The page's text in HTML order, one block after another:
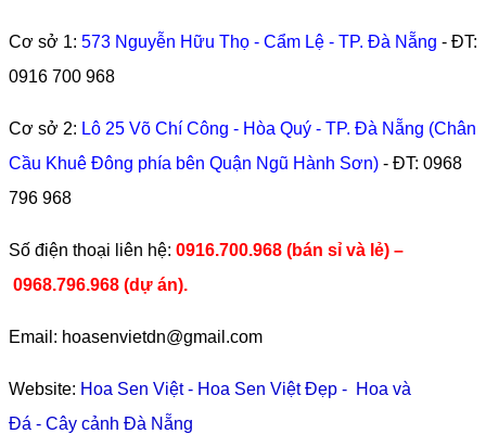
Cơ sở 1: 573 Nguyễn Hữu Thọ - Cẩm Lệ - TP. Đà Nẵng - ĐT:
0916 700 968
Cơ sở 2: Lô 25 Võ Chí Công - Hòa Quý - TP. Đà Nẵng (Chân
Cầu Khuê Đông phía bên Quận Ngũ Hành Sơn) - ĐT: 0968
796 968
​Số điện thoại liên hệ: 0916.700.968 (bán sỉ và lẻ) –
0968.796.968 (dự án).
Email: hoasenvietdn@gmail.com
Website: Hoa Sen Việt- Hoa Sen Việt Đẹp - Hoa và
Đá - Cây cảnh Đà Nẵng